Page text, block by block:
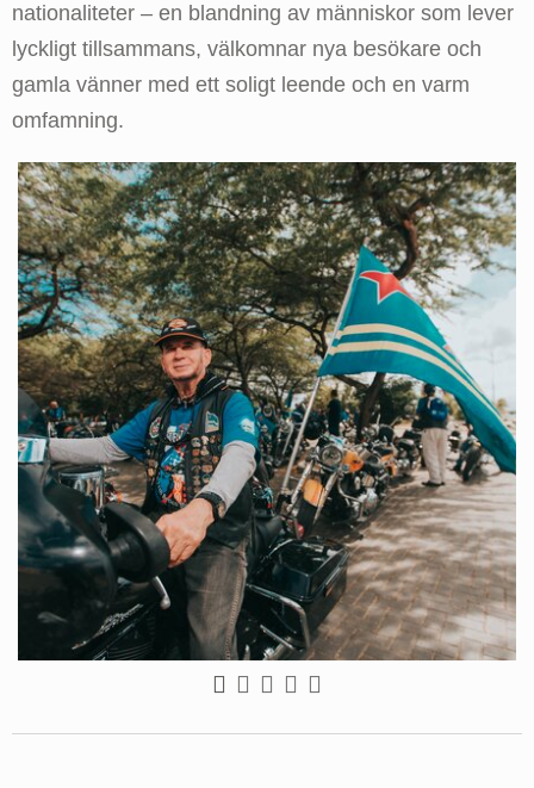
nationaliteter – en blandning av människor som lever
lyckligt tillsammans, välkomnar nya besökare och
gamla vänner med ett soligt leende och en varm
omfamning.